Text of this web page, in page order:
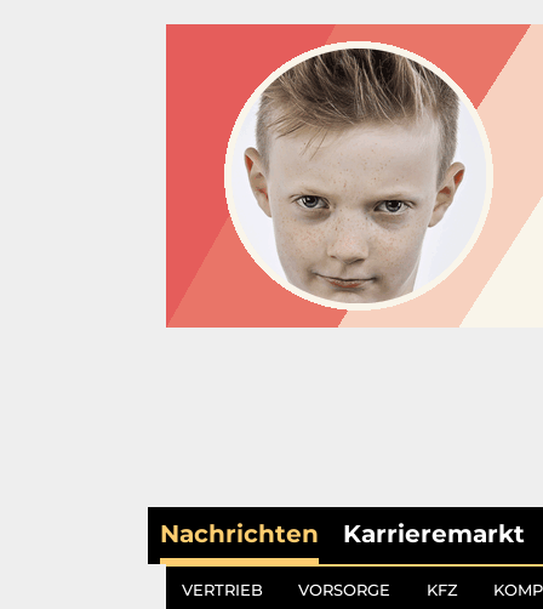
Nachrichten Karrieremarkt
VERTRIEB VORSORGE KFZ